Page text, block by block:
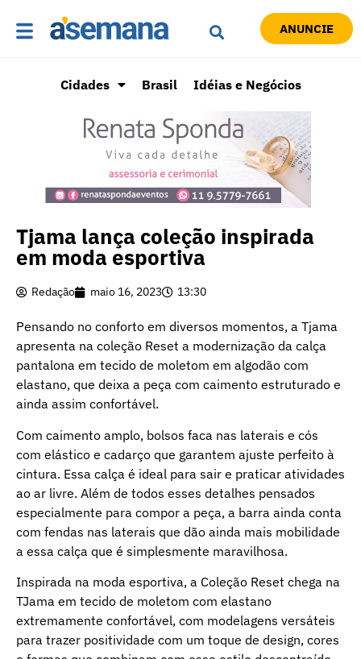
ANUNCIE
Cidades Brasil Idéias e Negócios
Tjama lança coleção inspirada
em moda esportiva
Redação maio 16, 2023 13:30
Pensando no conforto em diversos momentos, a Tjama
apresenta na coleção Reset a modernização da calça
pantalona em tecido de moletom em algodão com
elastano, que deixa a peça com caimento estruturado e
ainda assim confortável.
Com caimento amplo, bolsos faca nas laterais e cós
com elástico e cadarço que garantem ajuste perfeito à
cintura. Essa calça é ideal para sair e praticar atividades
ao ar livre. Além de todos esses detalhes pensados
especialmente para compor a peça, a barra ainda conta
com fendas nas laterais que dão ainda mais mobilidade
a essa calça que é simplesmente maravilhosa.
Inspirada na moda esportiva, a Coleção Reset chega na
TJama em tecido de moletom com elastano
extremamente confortável, com modelagens versáteis
para trazer positividade com um toque de design, cores